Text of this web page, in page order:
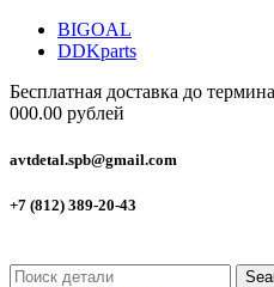
BIGOAL
DDKparts
Бесплатная доставка до
000.00 рублей
avtdetal.spb@gmail.com
+7 (812) 389-20-43